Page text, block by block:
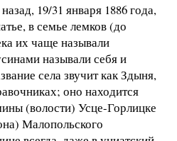
19/31 января 1886 года,
в семье лемков (до
их чаще называли
называли себя и
села звучит как Здыня,
оно находится
(волости) Усце-Горлицке
Малопольского